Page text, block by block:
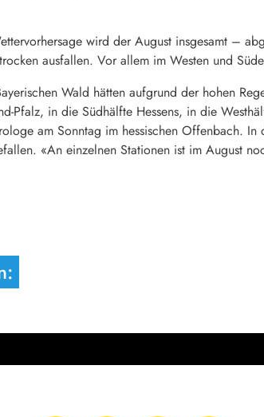
wird der August insgesamt –
ausfallen. Vor allem im Westen und
Wald hätten aufgrund der hohen
Pfalz, in die Südhälfte Hessens, in die
am Sonntag im hessischen Offenbach.
«An einzelnen Stationen ist im August